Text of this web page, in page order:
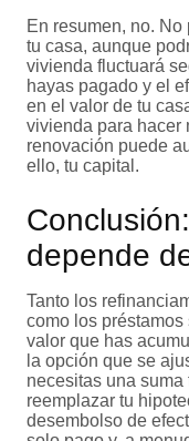
En resumen, no.
tu casa, aunque
vivienda fluctuará
hayas pagado y el
en el valor de tu
vivienda para hacer
renovación puede
ello, tu capital.
depende
Tanto los
como los
valor que has
la opción que se
necesitas una
reemplazar tu
desembolso de